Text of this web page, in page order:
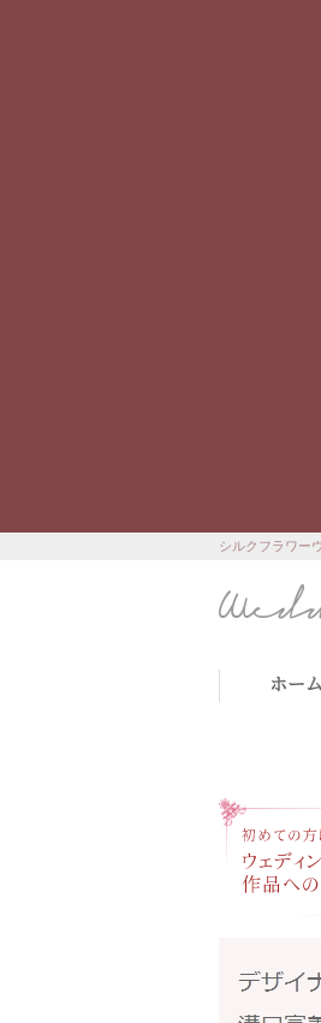
シルクフラワー
ホーム